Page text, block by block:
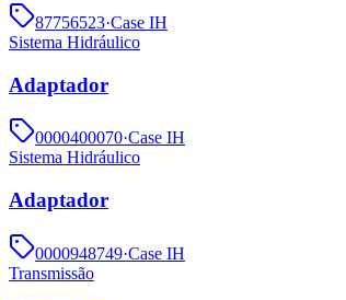
87756523·Case IH
Sistema Hidráulico
Adaptador
0000400070·Case IH
Sistema Hidráulico
Adaptador
0000948749·Case IH
Transmissão